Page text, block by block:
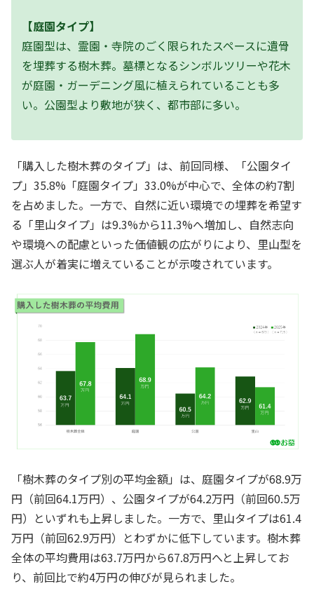
【庭園タイプ】
庭園型は、霊園・寺院のごく限られたスペースに遺骨
を埋葬する樹木葬。墓標となるシンボルツリーや花木
が庭園・ガーデニング風に植えられていることも多
い。公園型より敷地が狭く、都市部に多い。
「購入した樹木葬のタイプ」は、前回同様、「公園タイ
プ」35.8%「庭園タイプ」33.0%が中心で、全体の約7割
を占めました。一方で、自然に近い環境での埋葬を希望す
る「里山タイプ」は9.3%から11.3%へ増加し、自然志向
や環境への配慮といった価値観の広がりにより、里山型を
選ぶ人が着実に増えていることが示唆されています。
「樹木葬のタイプ別の平均金額」は、庭園タイプが68.9万
円（前回64.1万円）、公園タイプが64.2万円（前回60.5万
円）といずれも上昇しました。一方で、里山タイプは61.4
万円（前回62.9万円）とわずかに低下しています。樹木葬
全体の平均費用は63.7万円から67.8万円へと上昇してお
り、前回比で約4万円の伸びが見られました。